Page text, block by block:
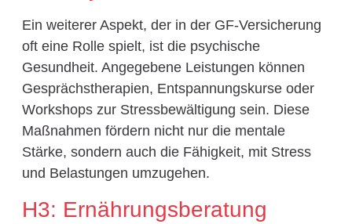
Ein weiterer Aspekt, der in der GF-Versicherung
oft eine Rolle spielt, ist die psychische
Gesundheit. Angegebene Leistungen können
Gesprächstherapien, Entspannungskurse oder
Workshops zur Stressbewältigung sein. Diese
Maßnahmen fördern nicht nur die mentale
Stärke, sondern auch die Fähigkeit, mit Stress
und Belastungen umzugehen.
H3: Ernährungsberatung